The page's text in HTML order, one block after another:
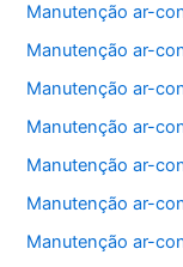
Manutenção ar-
Manutenção ar-
Manutenção ar-
Manutenção ar-
Manutenção ar-
Manutenção ar-
Manutenção ar-